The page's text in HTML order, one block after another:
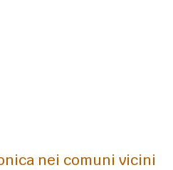
nei comuni vicini